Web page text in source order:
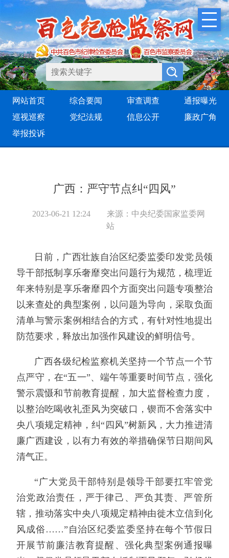
网站首页 综合要闻 审查调查
通报曝光
巡视巡察
党纪法规 信息公开
廉政广角
举报投诉
广西：严守节点纠“四风”
2023-06-21 12:24
来源：中央纪委国家监委网
站
日前，广西壮族自治区纪委监委印发党员领
导干部抵制享乐奢靡突出问题行为规范，梳理近
年来特别是享乐奢靡四个方面突出问题专项整治
以来查处的典型案例，以问题为导向，采取负面
清单与警示案例相结合的方式，有针对性地提出
防范要求，释放出加强作风建设的鲜明信号。
广西各级纪检监察机关坚持一个节点一个节
点严守，在“五一”、端午等重要时间节点，强化
警示震慑和节前教育提醒，加大监督检查力度，
以整治吃喝收礼歪风为突破口，锲而不舍落实中
央八项规定精神，纠“四风”树新风，大力推进清
廉广西建设，以有力有效的举措确保节日期间风
清气正。
“广大党员干部特别是领导干部要扛牢管党
治党政治责任，严于律己、严负其责、严管所
辖，推动落实中央八项规定精神由徙木立信到化
风成俗……”自治区纪委监委坚持在每个节假日
开展节前廉洁教育提醒、强化典型案例通报曝